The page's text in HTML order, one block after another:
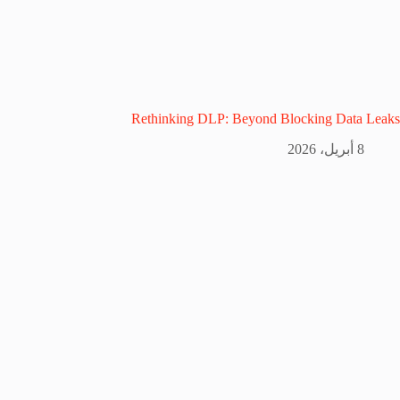
Rethinking DLP: Beyond Blocking Data Leaks
8 أبريل، 2026